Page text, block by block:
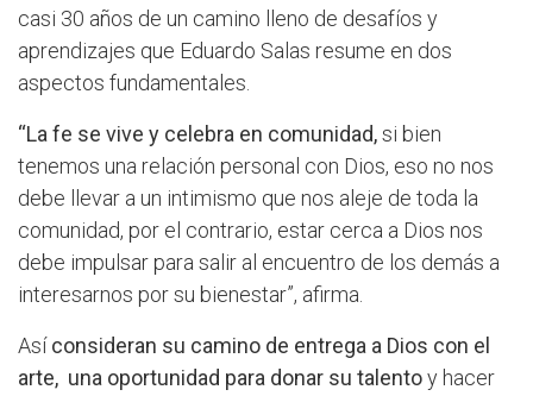
casi 30 años de un camino lleno de desafíos y
aprendizajes que Eduardo Salas resume en dos
aspectos fundamentales.
“La fe se vive y celebra en comunidad,si bien
tenemos una relación personal con Dios, eso no nos
debe llevar a un intimismo que nos aleje de toda la
comunidad, por el contrario, estar cerca a Dios nos
debe impulsar para salir al encuentro de los demás a
interesarnos por su bienestar”, afirma.
Asíconsideran su camino de entrega a Dios con el
arte, una oportunidad para donar su talentoy hacer